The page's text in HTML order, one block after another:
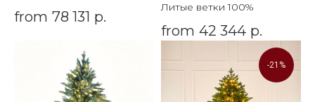
from 78 131 р.
Литые ветки 100%
from 42 344 р.
-21%